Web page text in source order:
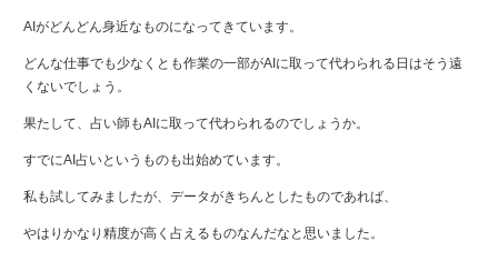
AIがどんどん身近なものになってきています。
どんな仕事でも少なくとも作業の一部がAIに取って代わられる日はそう遠
くないでしょう。
果たして、占い師もAIに取って代わられるのでしょうか。
すでにAI占いというものも出始めています。
私も試してみましたが、データがきちんとしたものであれば、
やはりかなり精度が高く占えるものなんだなと思いました。